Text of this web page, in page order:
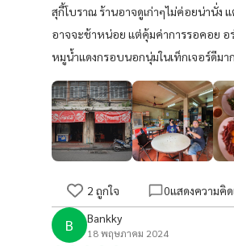
สุกี้โบราณ ร้านอาจดูเก่าๆไม่ค่อยน่านั่ง
อาจจะช้าหน่อย แต่คุ้มค่าการรอคอย อ
หมูน้ำแดงกรอบนอกนุ่มในเท็กเจอร์ดีมาก
2 ถูกใจ 0แสดงความคิ
B Bankky
18 พฤษภาคม 2024